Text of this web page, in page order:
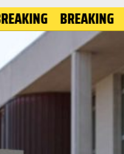
BREAKING